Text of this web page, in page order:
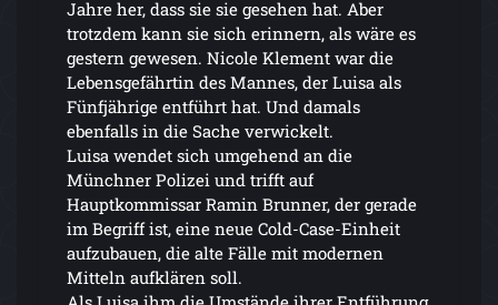
Jahre her, dass sie sie gesehen hat. Aber
trotzdem kann sie sich erinnern, als wäre es
gestern gewesen. Nicole Klement war die
Lebensgefährtin des Mannes, der Luisa als
Fünfjährige entführt hat. Und damals
ebenfalls in die Sache verwickelt.
Luisa wendet sich umgehend an die
Münchner Polizei und trifft auf
Hauptkommissar Ramin Brunner, der gerade
im Begriff ist, eine neue Cold-Case-Einheit
aufzubauen, die alte Fälle mit modernen
Mitteln aufklären soll.